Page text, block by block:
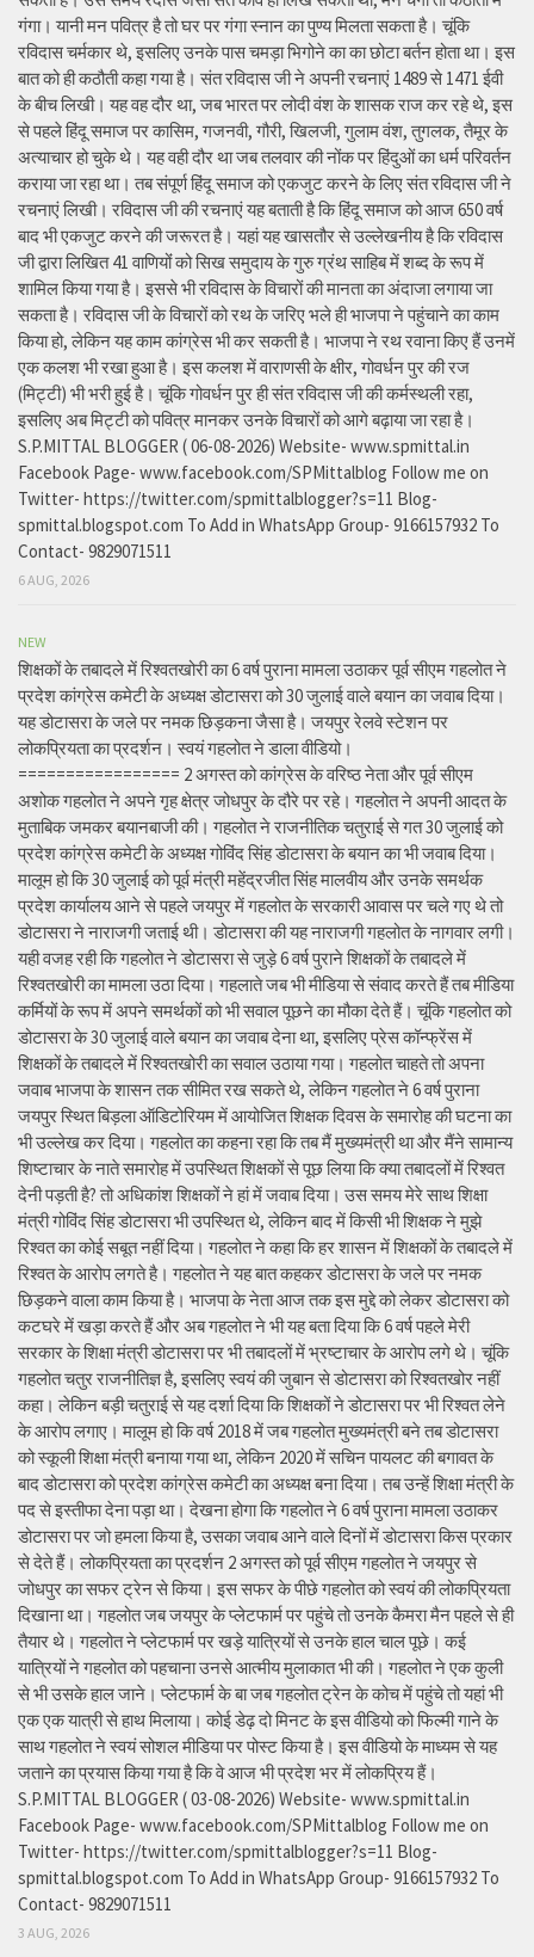
गंगा। यानी मन पवित्र है तो घर पर गंगा स्नान का पुण्य मिलता सकता है। चूंकि
रविदास चर्मकार थे, इसलिए उनके पास चमड़ा भिगोने का का छोटा बर्तन होता था। इस
बात को ही कठौती कहा गया है। संत रविदास जी ने अपनी रचनाएं 1489 से 1471 ईवी
के बीच लिखी। यह वह दौर था, जब भारत पर लोदी वंश के शासक राज कर रहे थे, इस
से पहले हिंदू समाज पर कासिम, गजनवी, गौरी, खिलजी, गुलाम वंश, तुगलक, तैमूर के
अत्याचार हो चुके थे। यह वही दौर था जब तलवार की नोंक पर हिंदुओं का धर्म परिवर्तन
कराया जा रहा था। तब संपूर्ण हिंदू समाज को एकजुट करने के लिए संत रविदास जी ने
रचनाएं लिखी। रविदास जी की रचनाएं यह बताती है कि हिंदू समाज को आज 650 वर्ष
बाद भी एकजुट करने की जरूरत है। यहां यह खासतौर से उल्लेखनीय है कि रविदास
जी द्वारा लिखित 41 वाणियोंं को सिख समुदाय के गुरु ग्रंथ साहिब में शब्द के रूप में
शामिल किया गया है। इससे भी रविदास के विचारों की मानता का अंदाजा लगाया जा
सकता है। रविदास जी के विचारों को रथ के जरिए भले ही भाजपा ने पहुंचाने का काम
किया हो, लेकिन यह काम कांग्रेस भी कर सकती है। भाजपा ने रथ रवाना किए हैं उनमें
एक कलश भी रखा हुआ है। इस कलश में वाराणसी के क्षीर, गोवर्धन पुर की रज
(मिट्टी) भी भरी हुई है। चूंकि गोवर्धन पुर ही संत रविदास जी की कर्मस्थली रहा,
इसलिए अब मिट्टी को पवित्र मानकर उनके विचारों को आगे बढ़ाया जा रहा है।
S.P.MITTAL BLOGGER ( 06-08-2026) Website- www.spmittal.in
Facebook Page- www.facebook.com/SPMittalblog Follow me on
Twitter- https://twitter.com/spmittalblogger?s=11 Blog-
spmittal.blogspot.com To Add in WhatsApp Group- 9166157932 To
Contact- 9829071511
6 AUG, 2026
NEW
शिक्षकों के तबादले में रिश्वतखोरी का 6 वर्ष पुराना मामला उठाकर पूर्व सीएम गहलोत ने
प्रदेश कांग्रेस कमेटी के अध्यक्ष डोटासरा को 30 जुलाई वाले बयान का जवाब दिया।
यह डोटासरा के जले पर नमक छिड़कना जैसा है। जयपुर रेलवे स्टेशन पर
लोकप्रियता का प्रदर्शन। स्वयं गहलोत ने डाला वीडियो।
================= 2 अगस्त को कांग्रेस के वरिष्ठ नेता और पूर्व सीएम
अशोक गहलोत ने अपने गृह क्षेत्र जोधपुर के दौरे पर रहे। गहलोत ने अपनी आदत के
मुताबिक जमकर बयानबाजी की। गहलोत ने राजनीतिक चतुराई से गत 30 जुलाई को
प्रदेश कांग्रेस कमेटी के अध्यक्ष गोविंद सिंह डोटासरा के बयान का भी जवाब दिया।
मालूम हो कि 30 जुलाई को पूर्व मंत्री महेंद्रजीत सिंह मालवीय और उनके समर्थक
प्रदेश कार्यालय आने से पहले जयपुर में गहलोत के सरकारी आवास पर चले गए थे तो
डोटासरा ने नाराजगी जताई थी। डोटासरा की यह नाराजगी गहलोत के नागवार लगी।
यही वजह रही कि गहलोत ने डोटासरा से जुड़े 6 वर्ष पुराने शिक्षकों के तबादले में
रिश्वतखोरी का मामला उठा दिया। गहलाते जब भी मीडिया से संवाद करते हैं तब मीडिया
कर्मियों के रूप में अपने समर्थकों को भी सवाल पूछने का मौका देते हैं। चूंकि गहलोत को
डोटासरा के 30 जुलाई वाले बयान का जवाब देना था, इसलिए प्रेस कॉन्फ्रेंस में
शिक्षकों के तबादले में रिश्वतखोरी का सवाल उठाया गया। गहलोत चाहते तो अपना
जवाब भाजपा के शासन तक सीमित रख सकते थे, लेकिन गहलोत ने 6 वर्ष पुराना
जयपुर स्थित बिड़ला ऑडिटोरियम में आयोजित शिक्षक दिवस के समारोह की घटना का
भी उल्लेख कर दिया। गहलोत का कहना रहा कि तब मैं मुख्यमंत्री था और मैंने सामान्य
शिष्टाचार के नाते समारोह में उपस्थित शिक्षकों से पूछ लिया कि क्या तबादलों में रिश्वत
देनी पड़ती है? तो अधिकांश शिक्षकों ने हां में जवाब दिया। उस समय मेरे साथ शिक्षा
मंत्री गोविंद सिंह डोटासरा भी उपस्थित थे, लेकिन बाद में किसी भी शिक्षक ने मुझे
रिश्वत का कोई सबूत नहीं दिया। गहलोत ने कहा कि हर शासन में शिक्षकों के तबादले में
रिश्वत के आरोप लगते है। गहलोत ने यह बात कहकर डोटासरा के जले पर नमक
छिड़कने वाला काम किया है। भाजपा के नेता आज तक इस मुद्दे को लेकर डोटासरा को
कटघरे में खड़ा करते हैं और अब गहलोत ने भी यह बता दिया कि 6 वर्ष पहले मेरी
सरकार के शिक्षा मंत्री डोटासरा पर भी तबादलों में भ्रष्टाचार के आरोप लगे थे। चूंकि
गहलोत चतुर राजनीतिज्ञ है, इसलिए स्वयं की जुबान से डोटासरा को रिश्वतखोर नहीं
कहा। लेकिन बड़ी चतुराई से यह दर्शा दिया कि शिक्षकों ने डोटासरा पर भी रिश्वत लेने
के आरोप लगाए। मालूम हो कि वर्ष 2018 में जब गहलोत मुख्यमंत्री बने तब डोटासरा
को स्कूली शिक्षा मंत्री बनाया गया था, लेकिन 2020 में सचिन पायलट की बगावत के
बाद डोटासरा को प्रदेश कांग्रेस कमेटी का अध्यक्ष बना दिया। तब उन्हें शिक्षा मंत्री के
पद से इस्तीफा देना पड़ा था। देखना होगा कि गहलोत ने 6 वर्ष पुराना मामला उठाकर
डोटासरा पर जो हमला किया है, उसका जवाब आने वाले दिनों में डोटासरा किस प्रकार
से देते हैं। लोकप्रियता का प्रदर्शन 2 अगस्त को पूर्व सीएम गहलोत ने जयपुर से
जोधपुर का सफर ट्रेन से किया। इस सफर के पीछे गहलोत को स्वयं की लोकप्रियता
दिखाना था। गहलोत जब जयपुर के प्लेटफार्म पर पहुंचे तो उनके कैमरा मैन पहले से ही
तैयार थे। गहलोत ने प्लेटफार्म पर खड़े यात्रियों से उनके हाल चाल पूछे। कई
यात्रियों ने गहलोत को पहचाना उनसे आत्मीय मुलाकात भी की। गहलोत ने एक कुली
से भी उसके हाल जाने। प्लेटफार्म के बा जब गहलोत ट्रेन के कोच में पहुंचे तो यहां भी
एक एक यात्री से हाथ मिलाया। कोई डेढ़ दो मिनट के इस वीडियो को फिल्मी गाने के
साथ गहलोत ने स्वयं सोशल मीडिया पर पोस्ट किया है। इस वीडियो के माध्यम से यह
जताने का प्रयास किया गया है कि वे आज भी प्रदेश भर में लोकप्रिय हैं।
S.P.MITTAL BLOGGER ( 03-08-2026) Website- www.spmittal.in
Facebook Page- www.facebook.com/SPMittalblog Follow me on
Twitter- https://twitter.com/spmittalblogger?s=11 Blog-
spmittal.blogspot.com To Add in WhatsApp Group- 9166157932 To
Contact- 9829071511
3 AUG, 2026